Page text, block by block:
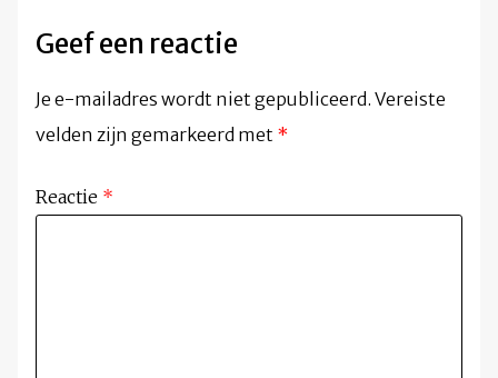
Geef een reactie
Je e-mailadres wordt niet gepubliceerd. Vereiste
velden zijn gemarkeerd met *
Reactie *